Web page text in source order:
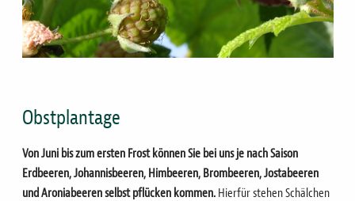
Obstplantage
Von Juni bis zum ersten Frost können Sie bei uns je nach Saison
Erdbeeren, Johannisbeeren, Himbeeren, Brombeeren, Jostabeeren
und Aroniabeeren selbst pflücken kommen. Hierfür stehen Schälchen